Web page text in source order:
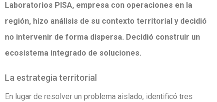
Laboratorios PISA, empresa con operaciones en la
región, hizo análisis de su contexto territorial y decidió
no intervenir de forma dispersa. Decidió construir un
ecosistema integrado de soluciones.
La estrategia territorial
En lugar de resolver un problema aislado, identificó tres